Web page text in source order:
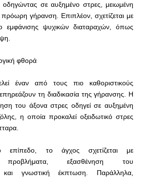
σε αυξημένο στρες, μειωμένη
γήρανση. Επιπλέον, σχετίζεται με
εμφάνισης ψυχικών διαταραχών, όπως
φθορά
έναν από τους πιο καθοριστικούς
τη διαδικασία της γήρανσης. Η
του άξονα στρες οδηγεί σε αυξημένη
η οποία προκαλεί οξειδωτικό στρες
επίπεδο, το άγχος σχετίζεται με
προβλήματα, εξασθένηση του
και γνωστική έκπτωση. Παράλληλα,